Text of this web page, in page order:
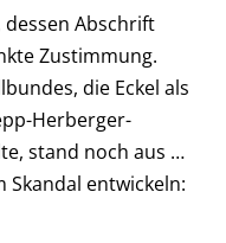
Abschrift
Zustimmung.
die Eckel als
Herberger-
stand noch aus …
Skandal entwickeln: